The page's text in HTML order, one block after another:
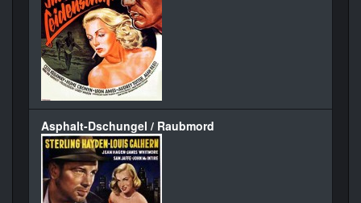
Asphalt-Dschungel / Raubmord